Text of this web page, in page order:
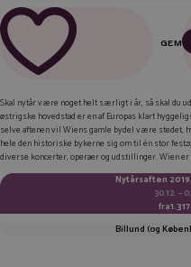
GEM
Skal nytår være noget helt særligt i år, så skal du
østrigske hovedstad er en af Europas klart
selve aftenen vil Wiens gamle bydel være stedet,
hele den historiske bykerne sig om til én stor
diverse koncerter, operaer og udstillinger. Wien
Nytårsaften
30.12. –
fra
Billund (og